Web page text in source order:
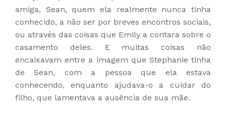
amiga, Sean, quem ela realmente nunca tinha
conhecido, a não ser por breves encontros sociais,
ou através das coisas que Emily a contara sobre o
casamento deles. E muitas coisas não
encaixavam entre a imagem que Stephanie tinha
de Sean, com a pessoa que ela estava
conhecendo, enquanto ajudava-o a cuidar do
filho, que lamentava a ausência de sua mãe.